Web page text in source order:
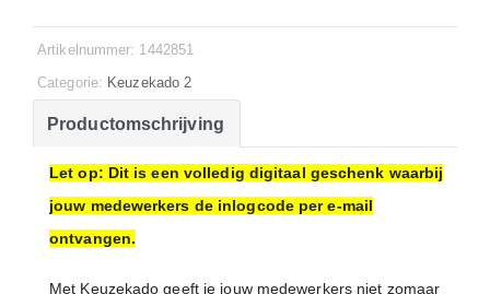
Artikelnummer: 1442851
Categorie: Keuzekado 2
Productomschrijving
Let op: Dit is een volledig digitaal geschenk waarbij
jouw medewerkers de inlogcode per e-mail
ontvangen.
Met Keuzekado geeft je jouw medewerkers niet zomaar